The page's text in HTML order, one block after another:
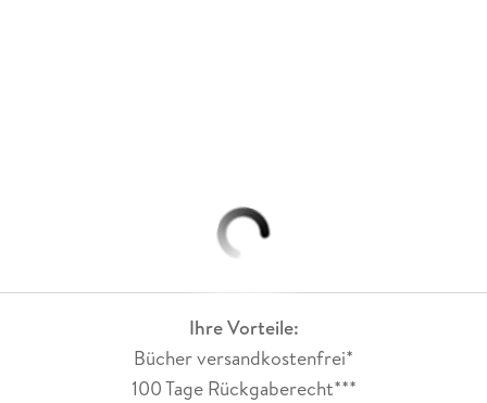
Ihre Vorteile:
Bücher versandkostenfrei*
100 Tage Rückgaberecht***